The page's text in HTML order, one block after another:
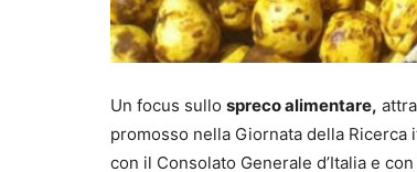
Un focus sullo spreco alimentare,
promosso nella Giornata della Ricerca
con il Consolato Generale d’Italia e